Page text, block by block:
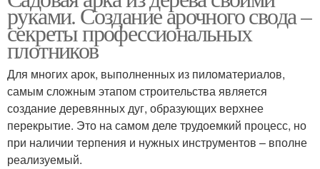
руками. Создание арочного свода –
секреты профессиональных
плотников
Для многих арок, выполненных из пиломатериалов,
самым сложным этапом строительства является
создание деревянных дуг, образующих верхнее
перекрытие. Это на самом деле трудоемкий процесс, но
при наличии терпения и нужных инструментов – вполне
реализуемый.